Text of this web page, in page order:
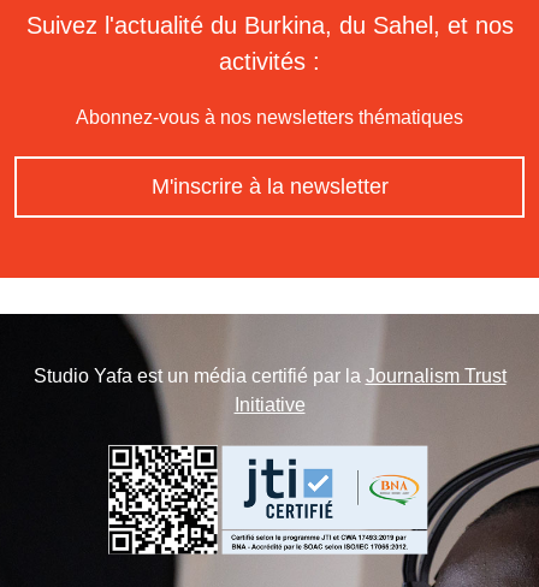
Suivez l'actualité du Burkina, du Sahel, et nos
activités :
Abonnez-vous à nos newsletters thématiques
M'inscrire à la newsletter
Studio Yafa est un média certifié par la Journalism Trust
Initiative